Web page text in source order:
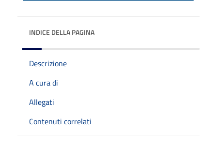
INDICE DELLA PAGINA
Descrizione
A cura di
Allegati
Contenuti correlati